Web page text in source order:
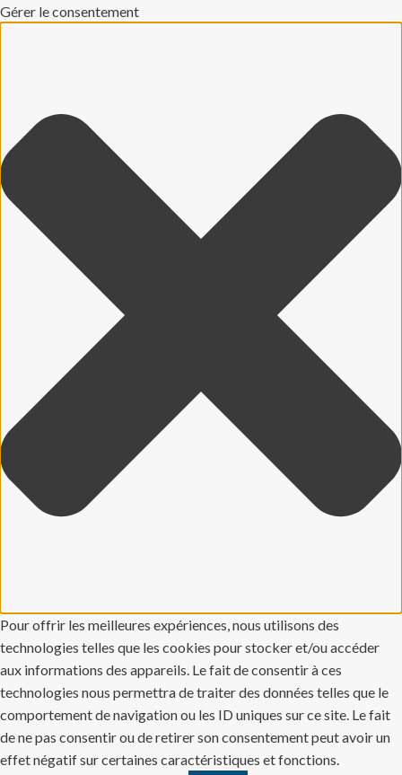
Gérer le consentement
Pour offrir les meilleures expériences, nous utilisons des
technologies telles que les cookies pour stocker et/ou accéder
aux informations des appareils. Le fait de consentir à ces
technologies nous permettra de traiter des données telles que le
comportement de navigation ou les ID uniques sur ce site. Le fait
de ne pas consentir ou de retirer son consentement peut avoir un
effet négatif sur certaines caractéristiques et fonctions.